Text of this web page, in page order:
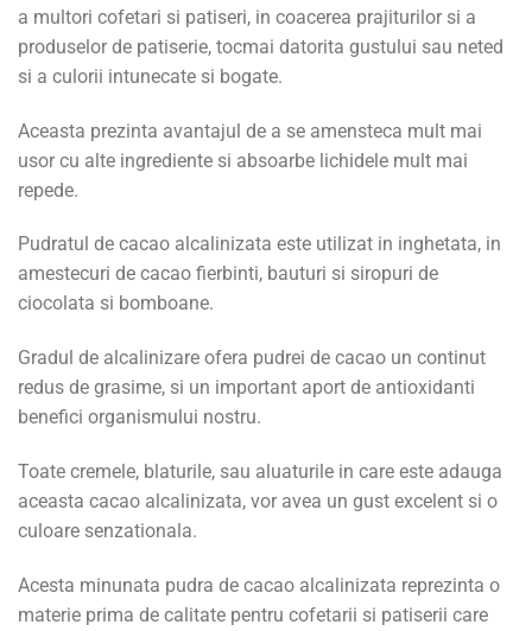
a multori cofetari si patiseri, in coacerea prajiturilor si a
produselor de patiserie, tocmai datorita gustului sau neted
si a culorii intunecate si bogate.
Aceasta prezinta avantajul de a se amensteca mult mai
usor cu alte ingrediente si absoarbe lichidele mult mai
repede.
Pudratul de cacao alcalinizata este utilizat in inghetata, in
amestecuri de cacao fierbinti, bauturi si siropuri de
ciocolata si bomboane.
Gradul de alcalinizare ofera pudrei de cacao un continut
redus de grasime, si un important aport de antioxidanti
benefici organismului nostru.
Toate cremele, blaturile, sau aluaturile in care este adauga
aceasta cacao alcalinizata, vor avea un gust excelent si o
culoare senzationala.
Acesta minunata pudra de cacao alcalinizata reprezinta o
materie prima de calitate pentru cofetarii si patiserii care